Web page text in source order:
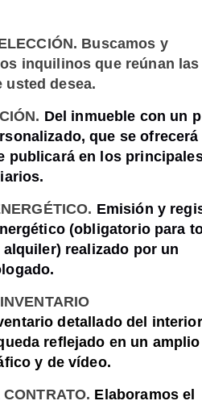
Buscamos y
inquilinos que reúnan las
usted desea.
. Del inmueble con un
que se ofrecerá
publicará en los
Emisión y
(obligatorio para
alquiler) realizado por un
detallado del
reflejado en un amplio
y de vídeo.
. Elaboramos el